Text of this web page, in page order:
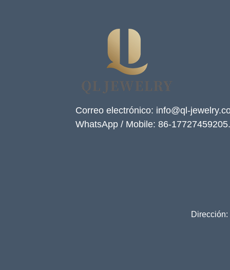
Correo electrónico: info@ql-
WhatsApp / Mobile: 86-17727459205.